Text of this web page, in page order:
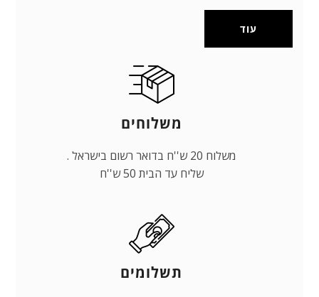
עוד
משלוחים
משלוח 20 ש''ח בדואר רשום בישראל .
שליח עד הבית 50 ש''ח
תשלומים